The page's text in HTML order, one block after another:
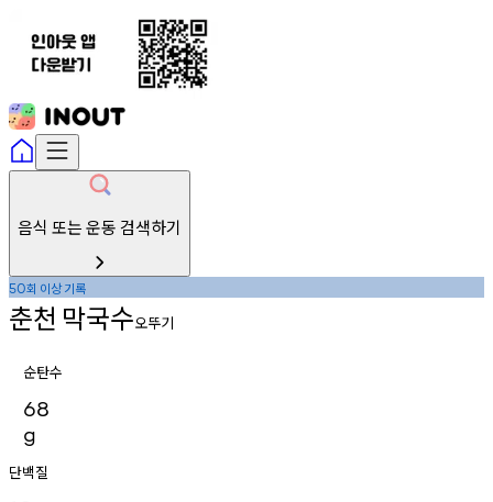
음식 또는 운동 검색하기
50회 이상기록
춘천 막국수오뚜기
순탄수
68
g
단백질